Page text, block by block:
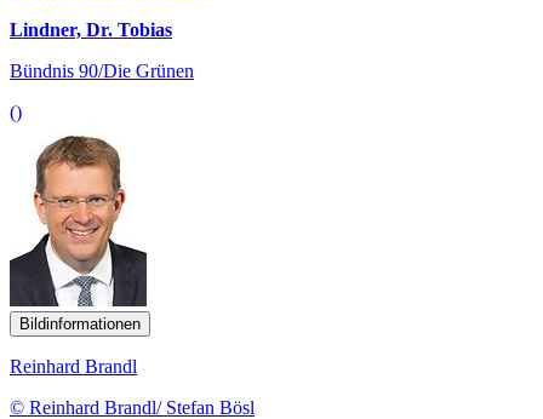
Lindner, Dr. Tobias
Bündnis 90/Die Grünen
()
Bildinformationen
Reinhard Brandl
© Reinhard Brandl/ Stefan Bösl